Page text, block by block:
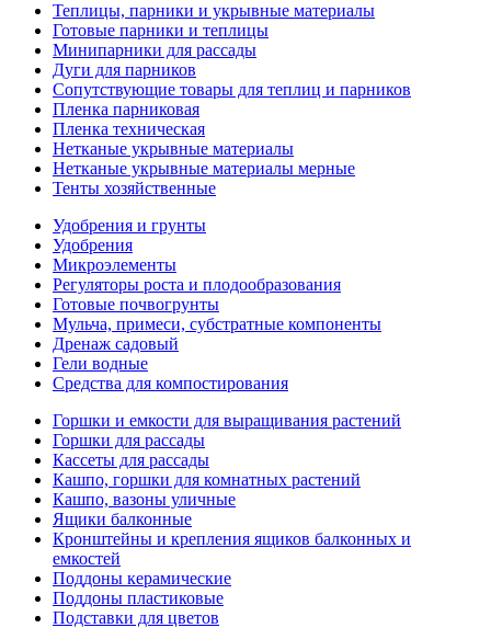
Теплицы, парники и укрывные материалы
Готовые парники и теплицы
Минипарники для рассады
Дуги для парников
Сопутствующие товары для теплиц и парников
Пленка парниковая
Пленка техническая
Нетканые укрывные материалы
Нетканые укрывные материалы мерные
Тенты хозяйственные
Удобрения и грунты
Удобрения
Микроэлементы
Регуляторы роста и плодообразования
Готовые почвогрунты
Мульча, примеси, субстратные компоненты
Дренаж садовый
Гели водные
Средства для компостирования
Горшки и емкости для выращивания растений
Горшки для рассады
Кассеты для рассады
Кашпо, горшки для комнатных растений
Кашпо, вазоны уличные
Ящики балконные
Кронштейны и крепления ящиков балконных и
емкостей
Поддоны керамические
Поддоны пластиковые
Подставки для цветов